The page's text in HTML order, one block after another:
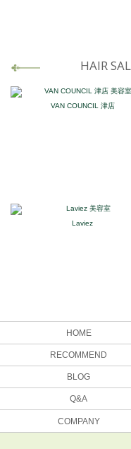
HAIR
VAN COUNCIL 津店
Laviez
HOME
RECOMMEND
BLOG
Q&A
COMPANY